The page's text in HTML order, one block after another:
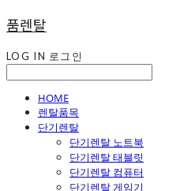
품렌탈
LOG IN 로그인
HOME
렌탈품목
단기렌탈
단기렌탈 노트북
단기렌탈 태블릿
단기렌탈 컴퓨터
단기렌탈 게임기